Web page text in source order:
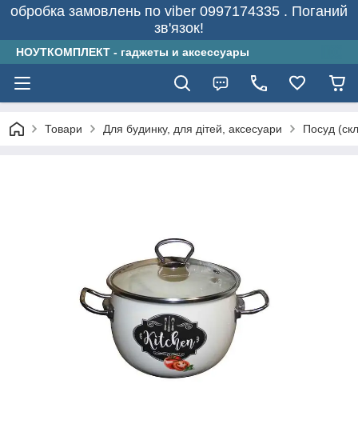
обробка замовлень по viber 0997174335 . Поганий
зв'язок!
НОУТКОМПЛЕКТ - гаджеты и аксессуары
Товари Для будинку, для дітей, аксесуари Посуд